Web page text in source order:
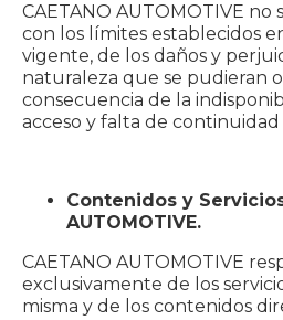
CAETANO AUTOMOTIVE no
con los límites establecidos
vigente, de los daños y
naturaleza que se pudieran
consecuencia de la
acceso y falta de continuidad
Contenidos y
AUTOMOTIVE.
CAETANO AUTOMOTIVE
exclusivamente de los
misma y de los contenidos